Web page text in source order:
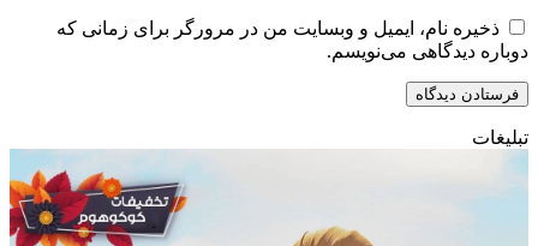
ذخیره نام، ایمیل و وبسایت من در مرورگر برای زمانی که
دوباره دیدگاهی می‌نویسم.
تبلیغات